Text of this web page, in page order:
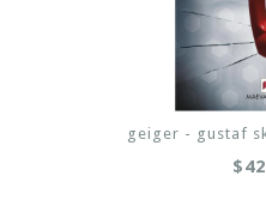
geiger - gustaf